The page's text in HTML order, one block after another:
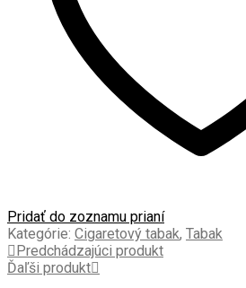
Pridať do zoznamu prianí
Kategórie: Cigaretový tabak, Tabak
Predchádzajúci produkt
Ďaľši produkt